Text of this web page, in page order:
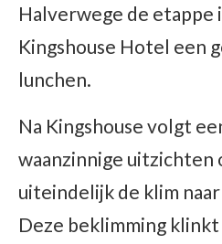
Halverwege de etappe
Kingshouse Hotel een
lunchen.
Na Kingshouse volgt
waanzinnige uitzichten
uiteindelijk de klim naar
Deze beklimming klinkt